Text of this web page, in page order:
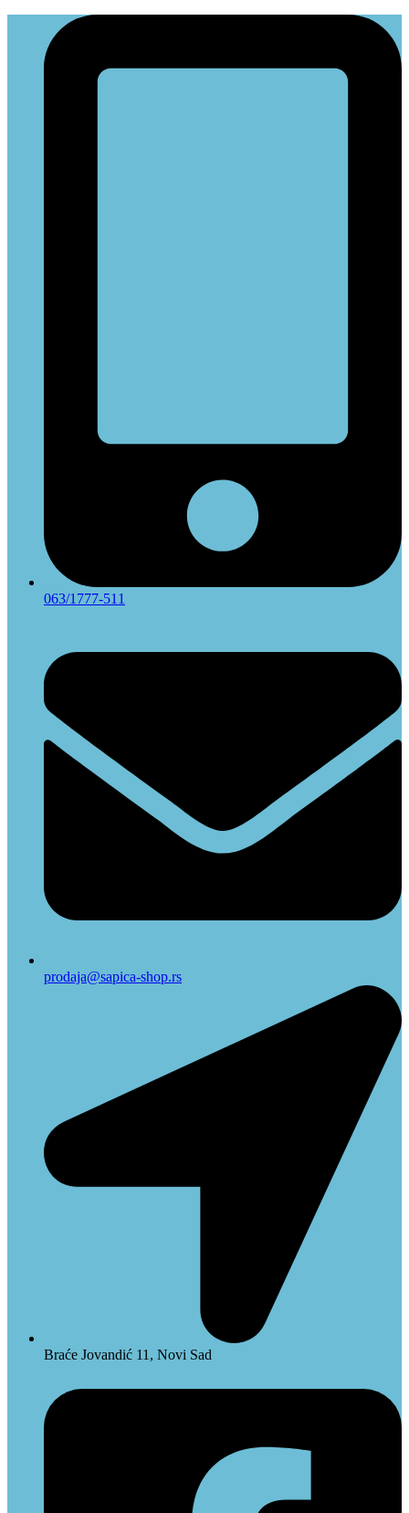
063/1777-511
prodaja@sapica-shop.rs
Braće Jovandić 11, Novi Sad